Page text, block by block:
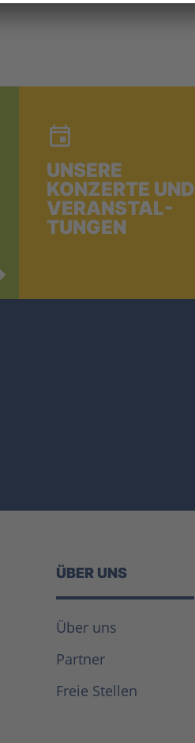
UNSERE
KONZERTE UND
VERANSTAL-
TUNGEN
ÜBER UNS
Über uns
Partner
Freie Stellen